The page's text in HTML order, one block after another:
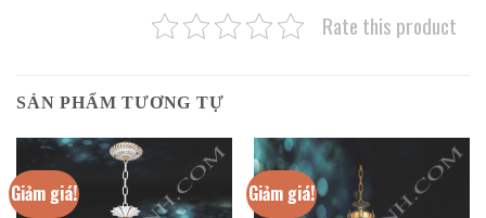
Rate this product
SẢN PHẨM TƯƠNG TỰ
Giảm giá! Giảm giá!